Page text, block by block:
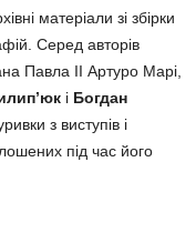
матеріали зі збірки
Серед авторів
Павла ІІ Артуро Марі,
і Богдан
з виступів і
під час його